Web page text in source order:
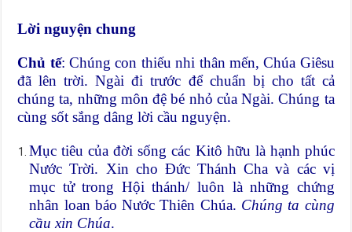
Lời nguyện chung
Chủ tế: Chúng con thiếu nhi thân mến, Chúa Giêsu
đã lên trời. Ngài đi trước để chuẩn bị cho tất cả
chúng ta, những môn đệ bé nhỏ của Ngài. Chúng ta
cùng sốt sắng dâng lời cầu nguyện.
Mục tiêu của đời sống các Kitô hữu là hạnh phúc
Nước Trời. Xin cho Đức Thánh Cha và các vị
mục tử trong Hội thánh/ luôn là những chứng
nhân loan báo Nước Thiên Chúa. Chúng ta cùng
cầu xin Chúa.